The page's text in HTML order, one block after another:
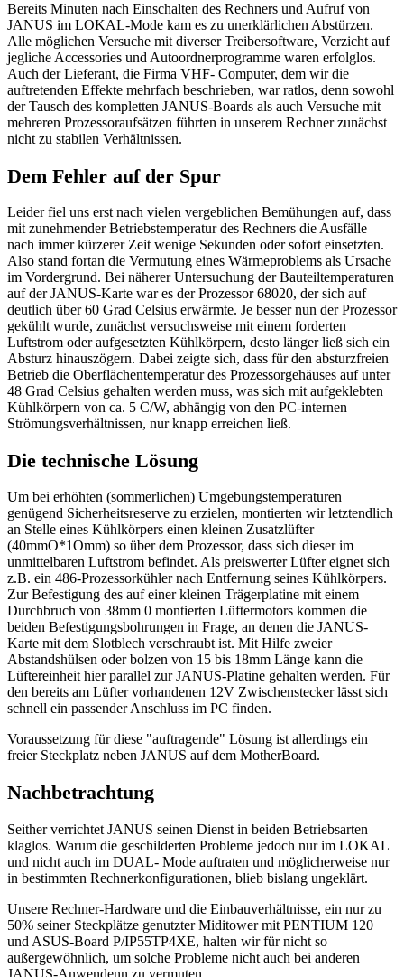
Bereits Minuten nach Einschalten des Rechners und Aufruf von
JANUS im LOKAL-Mode kam es zu unerklärlichen Abstürzen.
Alle möglichen Versuche mit diverser Treibersoftware, Verzicht auf
jegliche Accessories und Autoordnerprogramme waren erfolglos.
Auch der Lieferant, die Firma VHF- Computer, dem wir die
auftretenden Effekte mehrfach beschrieben, war ratlos, denn sowohl
der Tausch des kompletten JANUS-Boards als auch Versuche mit
mehreren Prozessoraufsätzen führten in unserem Rechner zunächst
nicht zu stabilen Verhältnissen.
Dem Fehler auf der Spur
Leider fiel uns erst nach vielen vergeblichen Bemühungen auf, dass
mit zunehmender Betriebstemperatur des Rechners die Ausfälle
nach immer kürzerer Zeit wenige Sekunden oder sofort einsetzten.
Also stand fortan die Vermutung eines Wärmeproblems als Ursache
im Vordergrund. Bei näherer Untersuchung der Bauteiltemperaturen
auf der JANUS-Karte war es der Prozessor 68020, der sich auf
deutlich über 60 Grad Celsius erwärmte. Je besser nun der Prozessor
gekühlt wurde, zunächst versuchsweise mit einem forderten
Luftstrom oder aufgesetzten Kühlkörpern, desto länger ließ sich ein
Absturz hinauszögern. Dabei zeigte sich, dass für den absturzfreien
Betrieb die Oberflächentemperatur des Prozessorgehäuses auf unter
48 Grad Celsius gehalten werden muss, was sich mit aufgeklebten
Kühlkörpern von ca. 5 C/W, abhängig von den PC-internen
Strömungsverhältnissen, nur knapp erreichen ließ.
Die technische Lösung
Um bei erhöhten (sommerlichen) Umgebungstemperaturen
genügend Sicherheitsreserve zu erzielen, montierten wir letztendlich
an Stelle eines Kühlkörpers einen kleinen Zusatzlüfter
(40mmO*1Omm) so über dem Prozessor, dass sich dieser im
unmittelbaren Luftstrom befindet. Als preiswerter Lüfter eignet sich
z.B. ein 486-Prozessorkühler nach Entfernung seines Kühlkörpers.
Zur Befestigung des auf einer kleinen Trägerplatine mit einem
Durchbruch von 38mm 0 montierten Lüftermotors kommen die
beiden Befestigungsbohrungen in Frage, an denen die JANUS-
Karte mit dem Slotblech verschraubt ist. Mit Hilfe zweier
Abstandshülsen oder bolzen von 15 bis 18mm Länge kann die
Lüftereinheit hier parallel zur JANUS-Platine gehalten werden. Für
den bereits am Lüfter vorhandenen 12V Zwischenstecker lässt sich
schnell ein passender Anschluss im PC finden.
Voraussetzung für diese "auftragende" Lösung ist allerdings ein
freier Steckplatz neben JANUS auf dem MotherBoard.
Nachbetrachtung
Seither verrichtet JANUS seinen Dienst in beiden Betriebsarten
klaglos. Warum die geschilderten Probleme jedoch nur im LOKAL
und nicht auch im DUAL- Mode auftraten und möglicherweise nur
in bestimmten Rechnerkonfigurationen, blieb bislang ungeklärt.
Unsere Rechner-Hardware und die Einbauverhältnisse, ein nur zu
50% seiner Steckplätze genutzter Miditower mit PENTIUM 120
und ASUS-Board P/IP55TP4XE, halten wir für nicht so
außergewöhnlich, um solche Probleme nicht auch bei anderen
JANUS-Anwendenn zu vermuten.